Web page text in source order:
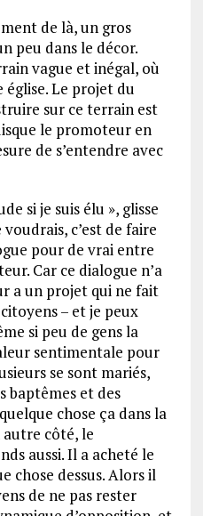
de là, un gros
peu dans le décor.
vague et inégal, où
Le projet du
sur ce terrain est
le promoteur en
de s’entendre avec
si je suis élu », glisse
voudrais, c’est de faire
pour de vrai entre
Car ce dialogue n’a
a un projet qui ne fait
– et je peux
si peu de gens la
sentimentale pour
se sont mariés,
baptêmes et des
chose ça dans la
autre côté, le
aussi. Il a acheté le
chose dessus. Alors il
de ne pas rester